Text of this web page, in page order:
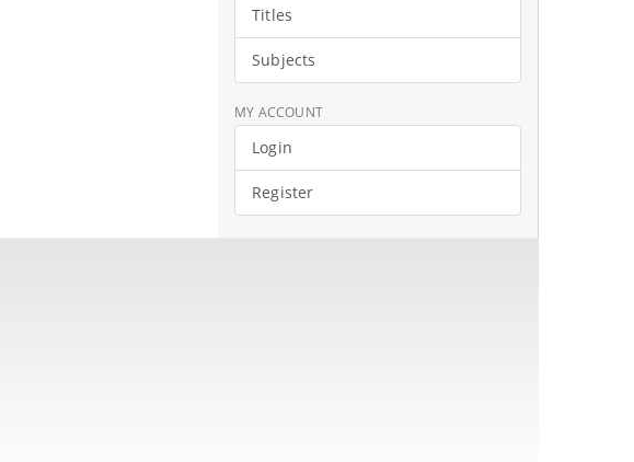
Titles
Subjects
MY ACCOUNT
Login
Register